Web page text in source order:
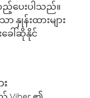
ပေးပါသည်။
န်းထားများ
ေါ်ဆိုနိုင်